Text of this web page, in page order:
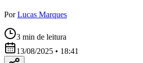
Por Lucas Marques
3 min de leitura
13/08/2025 • 18:41